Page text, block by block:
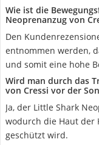
Wie ist die
Neoprenanzug von
Den
entnommen werden,
und somit eine hohe
Wird man durch das
von Cressi vor der
Ja, der Little Shark
wodurch die Haut der
geschützt wird.